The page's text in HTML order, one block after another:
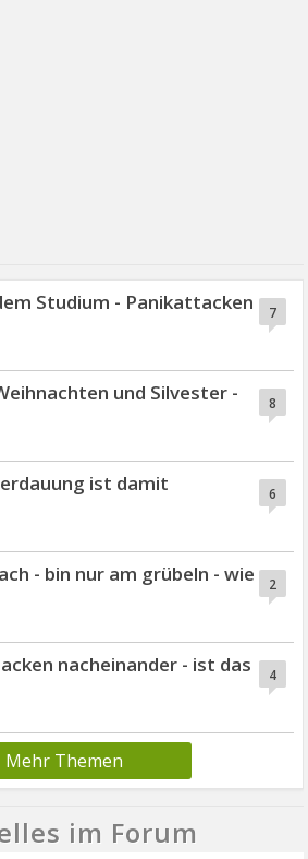
7
Studium - Panikattacken
8
und Silvester -
6
ist damit
2
- bin nur am grübeln - wie
4
nacheinander - ist das
Mehr Themen
im Forum